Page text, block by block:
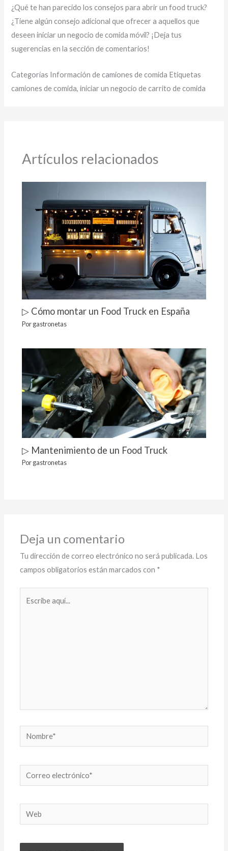
¿Qué te han parecido los consejos para abrir un food truck?
¿Tiene algún consejo adicional que ofrecer a aquellos que
deseen iniciar un negocio de comida móvil? ¡Deja tus
sugerencias en la sección de comentarios!
Categorías Información de camiones de comida Etiquetas
camiones de comida, iniciar un negocio de carrito de comida
Artículos relacionados
▷ Cómo montar un Food Truck en España
Porgastronetas
▷ Mantenimiento de un Food Truck
Porgastronetas
Deja un comentario
Tu dirección de correo electrónico no será publicada. Los
campos obligatorios están marcados con *
Nombre*
Correo
electrónico*
Web